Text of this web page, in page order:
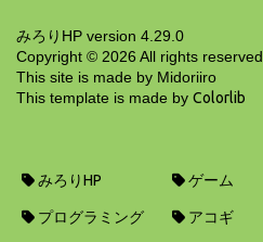
みろりHP version 4.29.0
Copyright © 2026 All rights reserved
This site is made by Midoriiro
This template is made by Colorlib
みろりHP ゲーム
プログラミング アコギ